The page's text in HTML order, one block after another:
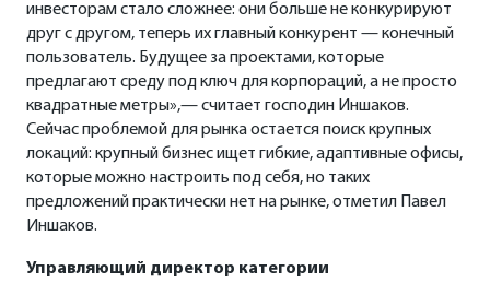
инвесторам стало сложнее: они больше не конкурируют
друг с другом, теперь их главный конкурент — конечный
пользователь. Будущее за проектами, которые
предлагают среду под ключ для корпораций, а не просто
квадратные метры»,— считает господин Иншаков.
Сейчас проблемой для рынка остается поиск крупных
локаций: крупный бизнес ищет гибкие, адаптивные офисы,
которые можно настроить под себя, но таких
предложений практически нет на рынке, отметил Павел
Иншаков.
Управляющий директор категории